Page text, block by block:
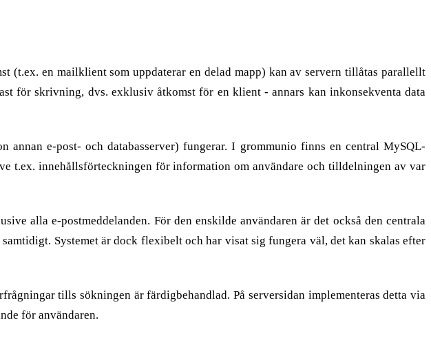
en mailklient som uppdaterar en delad mapp) kan av servern tillåtas parallellt
för skrivning, dvs. exklusiv åtkomst för en klient - annars kan inkonsekventa data
e-post- och databasserver) fungerar. I grommunio finns en central MySQL-
t.ex. innehållsförteckningen för information om användare och tilldelningen av var
alla e-postmeddelanden. För den enskilde användaren är det också den centrala
Systemet är dock flexibelt och har visat sig fungera väl, det kan skalas efter
tills sökningen är färdigbehandlad. På serversidan implementeras detta via
för användaren.